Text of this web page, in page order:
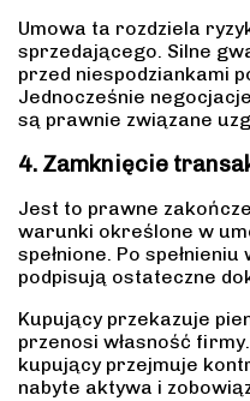
Umowa ta rozdziela
sprzedającego. Silne
przed niespodziankami
Jednocześnie
są prawnie związane
4. Zamknięcie
Jest to prawne
warunki określone w
spełnione. Po
podpisują ostateczne
Kupujący przekazuje
przenosi własność
kupujący przejmuje
nabyte aktywa i